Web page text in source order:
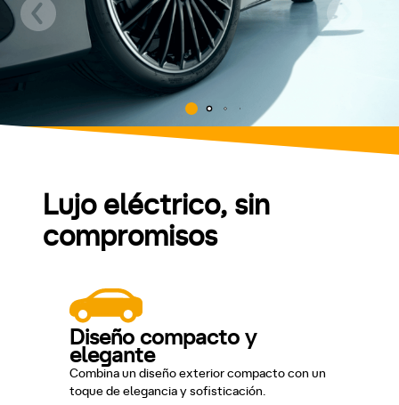
Lujo eléctrico, sin
compromisos
Diseño compacto y
elegante
Combina un diseño exterior compacto con un
toque de elegancia y sofisticación.